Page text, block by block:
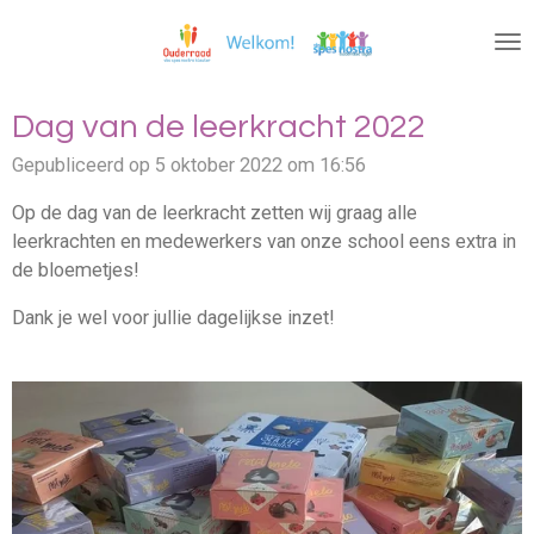
de
hoofdinhoud
Dag van de leerkracht 2022
Gepubliceerd op 5 oktober 2022 om 16:56
Op de dag van de leerkracht zetten wij graag alle
leerkrachten en medewerkers van onze school eens extra in
de bloemetjes!
Dank je wel voor jullie dagelijkse inzet!